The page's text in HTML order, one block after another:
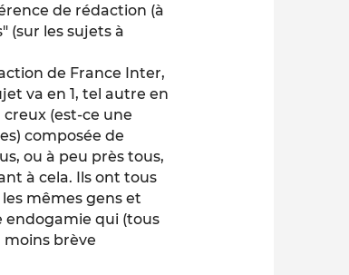
de rédaction (à
(sur les sujets à
de France Inter,
va en 1, tel autre en
(est-ce une
composée de
ou à peu près tous,
à cela. Ils ont tous
mêmes gens et
qui (tous
brève